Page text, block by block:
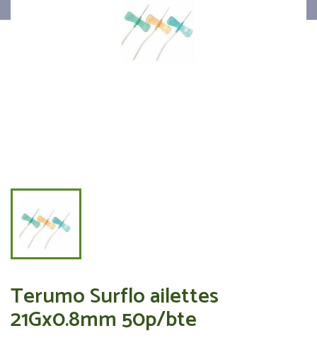
Terumo Surflo ailettes
21Gx0.8mm 50p/bte